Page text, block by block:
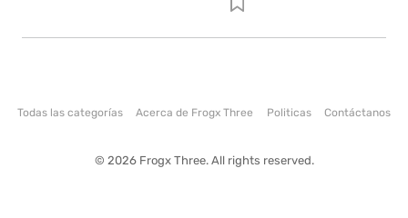
Todas las categorías Acerca de Frogx Three Politicas Contáctanos
© 2026 Frogx Three. All rights reserved.